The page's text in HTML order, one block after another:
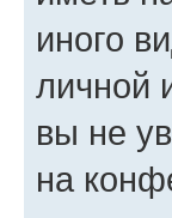
иного
личной
вы не
на